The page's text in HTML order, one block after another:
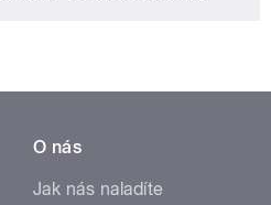
O nás
Jak nás naladíte